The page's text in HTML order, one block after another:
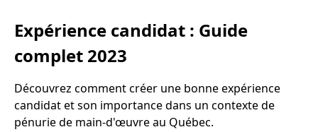
Expérience candidat : Guide
complet 2023
Découvrez comment créer une bonne expérience
candidat et son importance dans un contexte de
pénurie de main-d'œuvre au Québec.